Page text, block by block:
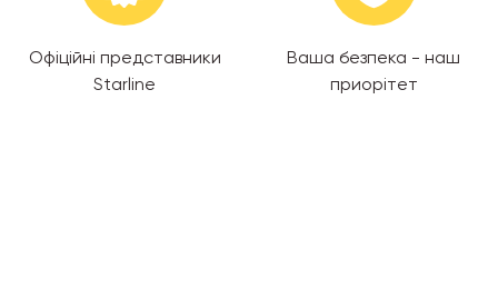
Офіційні представники
Starline
Ваша безпека - наш
приорітет